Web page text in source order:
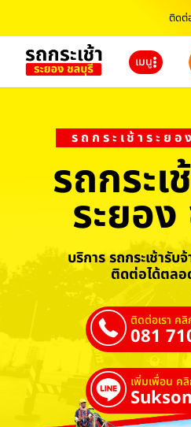
ติดต่
เมนู
รถกระเช้าระย
รถกระเ
ระยอ
บริการ รถกระเช้ารับ
ติดต่อได้ตล
ติดต่อเรา คลิ
081
เพิ่มเพื่อน ค